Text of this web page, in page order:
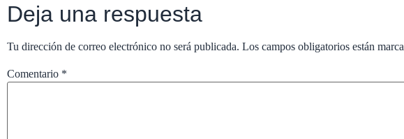
Deja una respuesta
Tu dirección de correo electrónico no será publicada. Los campos obligatorios están
Comentario *